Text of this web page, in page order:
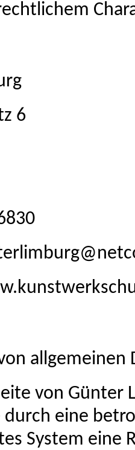
6
von Günter
eine
System eine